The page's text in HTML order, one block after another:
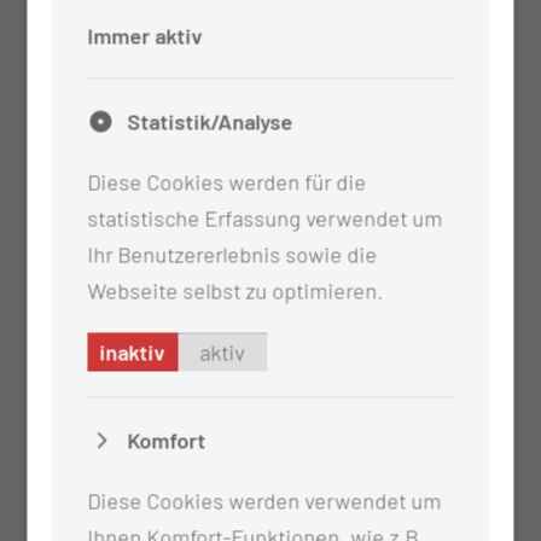
Immer aktiv
Statistik/Analyse
Diese Cookies werden für die
statistische Erfassung verwendet um
Ihr Benutzererlebnis sowie die
Webseite selbst zu optimieren.
inaktiv aktiv
Komfort
Diese Cookies werden verwendet um